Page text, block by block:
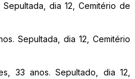
dia 12, Cemitério de
Sepultada, dia 12, Cemitério
33 anos. Sepultado, dia 12,